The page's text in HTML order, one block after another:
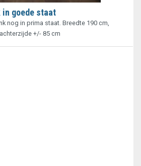
in goede staat
nog in prima staat. Breedte 190 cm,
+/- 85 cm